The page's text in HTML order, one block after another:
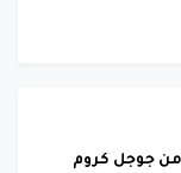
من جوجل كروم